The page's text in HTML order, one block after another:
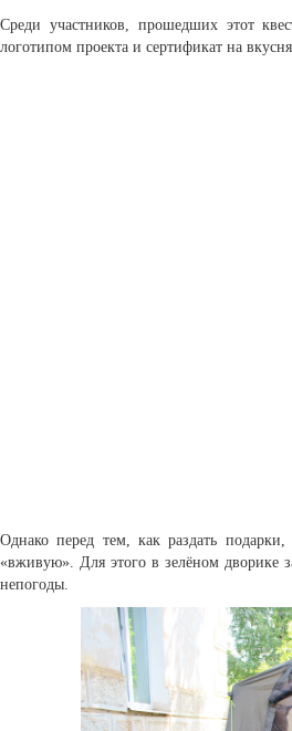
Среди участников, прошедших этот
логотипом проекта и сертификат на
Однако перед тем, как раздать
«вживую». Для этого в зелёном дворике
непогоды.